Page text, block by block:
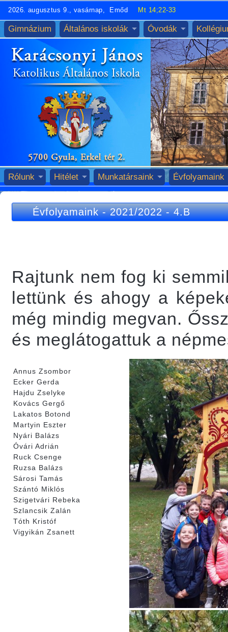
2026. augusztus 9., vasárnap, Emőd Mt 14;22-33
Gimnázium Általános iskolák Óvodák
Rólunk Hitélet Munkatársaink Évfolyamaink
Évfolyamaink-2021/2022-4.B
Rajtunk nem fog ki
lettünk és ahogy a
még mindig megvan.
és meglátogattuk a
Annus Zsombor
Ecker Gerda
Hajdu Zselyke
Kovács Gergő
Lakatos Botond
Martyin Eszter
Nyári Balázs
Óvári Adrián
Ruck Csenge
Ruzsa Balázs
Sárosi Tamás
Szántó Miklós
Szigetvári Rebeka
Szlancsik Zalán
Tóth Kristóf
Vigyikán Zsanett